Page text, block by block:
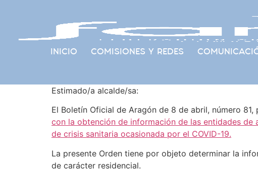
INICIO COMISIONES Y REDES
Estimado/a alcalde/sa:
El Boletín Oficial de Aragón de 8 de abril, número 81,
con la obtención de información de las entidades
de crisis sanitaria ocasionada por el COVID-19.
La presente Orden tiene por objeto determinar la
de carácter residencial.